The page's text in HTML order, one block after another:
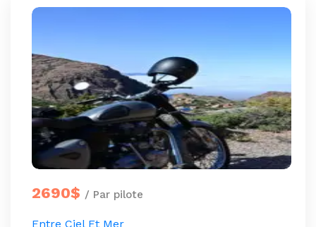
2690$ / Par pilote
Entre Ciel Et Mer